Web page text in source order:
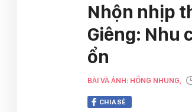
Nhộn nhịp
Giêng: Nhu
ổn
BÀI VÀ ẢNH: HỒNG NHUNG,
CHIA SẺ